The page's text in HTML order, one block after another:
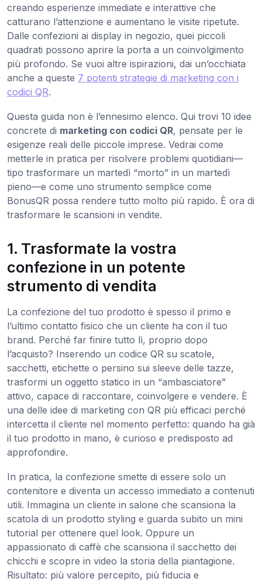
creando esperienze immediate e interattive che
catturano l’attenzione e aumentano le visite ripetute.
Dalle confezioni ai display in negozio, quei piccoli
quadrati possono aprire la porta a un coinvolgimento
più profondo. Se vuoi altre ispirazioni, dai un’occhiata
anche a queste 7 potenti strategie di marketing con i
codici QR.
Questa guida non è l’ennesimo elenco. Qui trovi 10 idee
concrete di marketing con codici QR, pensate per le
esigenze reali delle piccole imprese. Vedrai come
metterle in pratica per risolvere problemi quotidiani—
tipo trasformare un martedì “morto” in un martedì
pieno—e come uno strumento semplice come
BonusQR possa rendere tutto molto più rapido. È ora di
trasformare le scansioni in vendite.
1. Trasformate la vostra
confezione in un potente
strumento di vendita
La confezione del tuo prodotto è spesso il primo e
l’ultimo contatto fisico che un cliente ha con il tuo
brand. Perché far finire tutto lì, proprio dopo
l’acquisto? Inserendo un codice QR su scatole,
sacchetti, etichette o persino sui sleeve delle tazze,
trasformi un oggetto statico in un “ambasciatore”
attivo, capace di raccontare, coinvolgere e vendere. È
una delle idee di marketing con QR più efficaci perché
intercetta il cliente nel momento perfetto: quando ha già
il tuo prodotto in mano, è curioso e predisposto ad
approfondire.
In pratica, la confezione smette di essere solo un
contenitore e diventa un accesso immediato a contenuti
utili. Immagina un cliente in salone che scansiona la
scatola di un prodotto styling e guarda subito un mini
tutorial per ottenere quel look. Oppure un
appassionato di caffè che scansiona il sacchetto dei
chicchi e scopre in video la storia della piantagione.
Risultato: più valore percepito, più fiducia e